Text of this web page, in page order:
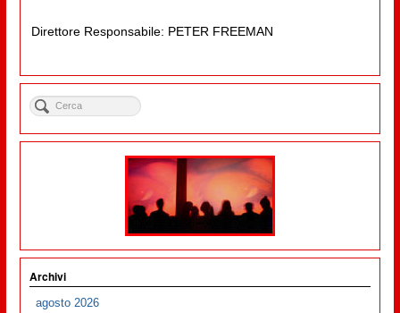
Direttore Responsabile: PETER FREEMAN
Archivi
agosto 2026